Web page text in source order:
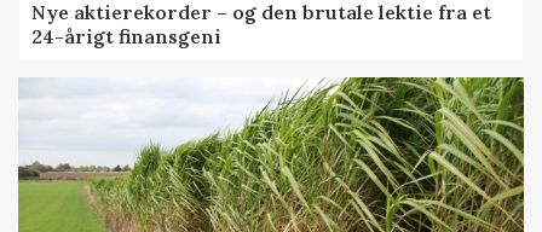
Nye aktierekorder – og den brutale lektie fra et
24-årigt finansgeni